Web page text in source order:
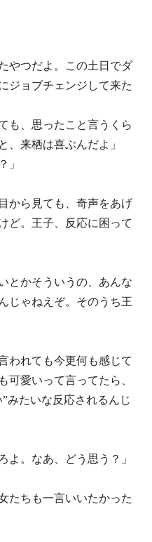
やつだよ。この土日でダ
ジョブチェンジして来た
も、思ったこと言うくら
、来栖は喜ぶんだよ」
」
ら見ても、奇声をあげ
ど。王子、反応に困って
とかそういうの、あんな
じゃねえぞ。そのうち王
われても今更何も感じて
可愛いって言ってたら、
みたいな反応されるんじ
よ。なあ、どう思う？」
たちも一言いいたかった